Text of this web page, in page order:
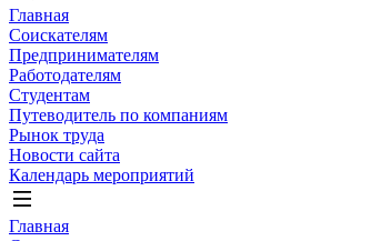
Главная
Соискателям
Предпринимателям
Работодателям
Студентам
Путеводитель по компаниям
Рынок труда
Новости сайта
Календарь мероприятий
Главная